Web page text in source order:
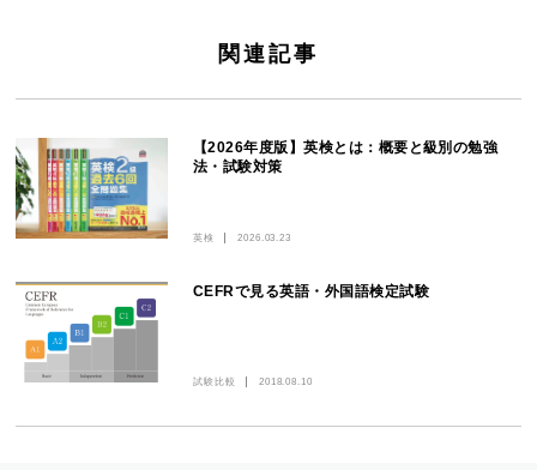
関連記事
【2026年度版】英検とは：概要と級別の勉強
法・試験対策
英検 2026.03.23
CEFRで見る英語・外国語検定試験
試験比較 2018.08.10